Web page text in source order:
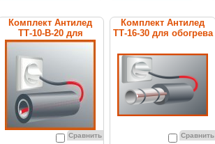
Комплект Антилед
ТТ-10-В-20 для
обогрева труб
Сравнить
Комплект Антилед
ТТ-16-30 для обогрева
Сравнить